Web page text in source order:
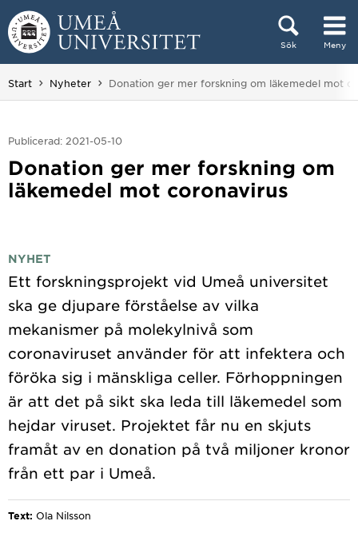
Hoppa direkt till innehållet
Sök Meny
Huvudmenyn dold.
Start Nyheter Du är här:
Donation ger mer forskning om läkemedel mot
Publicerad: 2021-05-10
Donation ger mer forskning om
läkemedel mot coronavirus
NYHET
Ett forskningsprojekt vid Umeå universitet
ska ge djupare förståelse av vilka
mekanismer på molekylnivå som
coronaviruset använder för att infektera och
föröka sig i mänskliga celler. Förhoppningen
är att det på sikt ska leda till läkemedel som
hejdar viruset. Projektet får nu en skjuts
framåt av en donation på två miljoner kronor
Text: Ola Nilsson